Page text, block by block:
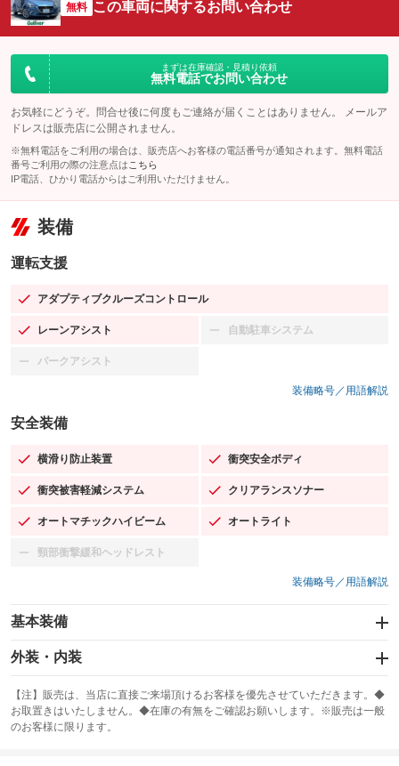
無料 この車両に関するお問い合わせ
まずは在庫確認・見積り依頼
無料電話でお問い合わせ
お気軽にどうぞ。問合せ後に何度もご連絡が届くことはありません。 メールア
ドレスは販売店に公開されません。
※無料電話をご利用の場合は、販売店へお客様の電話番号が通知されます。無料電話
番号ご利用の際の注意点は こちら
IP電話、ひかり電話からはご利用いただけません。
装備
運転支援
アダプティブクルーズコントロール
：装備あり
レーンアシスト
：装備あり 自動駐車システム
：装備なし
パークアシスト
：装備なし
装備略号／用語解説
安全装備
横滑り防止装置
：装備あり 衝突安全ボディ
：装備あり
衝突被害軽減システム
：装備あり クリアランスソナー
：装備あり
オートマチックハイビーム
：装備あり オートライト
：装備あり
頸部衝撃緩和ヘッドレスト
：装備なし
装備略号／用語解説
基本装備
エアバッグ：運転席/助手席/サイド
：装備あり
：装備なし
サンルーフ
：装備なし ABS
外装・内装
カーナビ：SDナビ
：装備あり
TV：フルセグ
：装備あり
【注】販売は、当店に直接ご来場頂けるお客様を優先させていただきます。◆
お取置きはいたしません。◆在庫の有無をご確認お願いします。※販売は一般
のお客様に限ります。